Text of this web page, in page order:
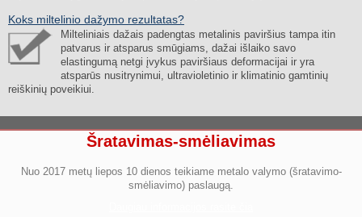
Koks miltelinio dažymo rezultatas?
Milteliniais dažais padengtas metalinis paviršius tampa itin
patvarus ir atsparus smūgiams, dažai išlaiko savo
elastingumą netgi įvykus paviršiaus deformacijai ir yra
atsparūs nusitrynimui, ultravioletinio ir klimatinio gamtinių
reiškinių poveikiui.
Šratavimas-smėliavimas
Nuo 2017 metų liepos 10 dienos teikiame metalo valymo (šratavimo-
smėliavimo) paslaugą.